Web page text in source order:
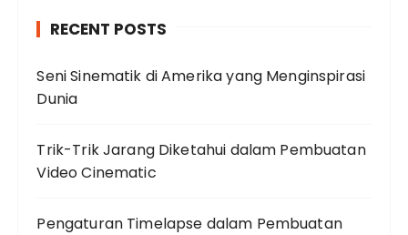
RECENT POSTS
Seni Sinematik di Amerika yang Menginspirasi
Dunia
Trik-Trik Jarang Diketahui dalam Pembuatan
Video Cinematic
Pengaturan Timelapse dalam Pembuatan